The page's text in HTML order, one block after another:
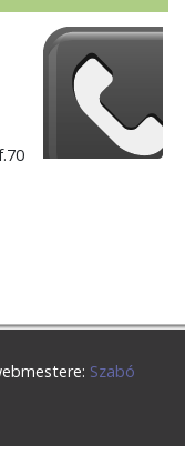
Szabó